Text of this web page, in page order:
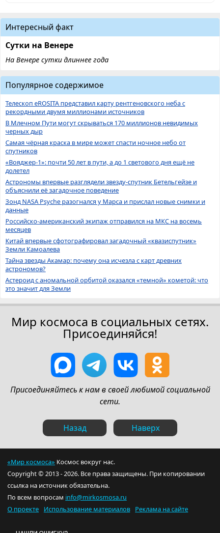
Интересный факт
Сутки на Венере
На Венере сутки длиннее года
Популярное содержимое
Телескоп eROSITA представил карту рентгеновского неба с
рекордными двумя миллионами источников
В Млечном Пути могут скрываться 170 миллионов невидимых
черных дыр
Самая чёрная краска в мире может спасти ночное небо от
спутников
«Вояджер-1»: почти 50 лет в пути, а до 1 светового дня ещё не
долетел
Астрономы впервые разглядели звезду-спутник Бетельгейзе и
объяснили её загадочное поведение
Зонд NASA Psyche разогнался у Марса и прислал новые снимки и
данные
Российско-американский экипаж отправился на МКС на восемь
месяцев
Китай впервые сфотографировал загадочный «квазиспутник»
Земли Камоалева
Тайна звезды Акамар: почему она исчезла с карт древних
астрономов?
Астероид с аномальной орбитой оказался «темной» кометой: что
это значит для Земли
Мир космоса в социальных сетях.
Присоединяйся!
Присоединяйтесь к нам в своей любимой социальной
сети.
Назад Наверх
«Мир космоса» Космос вокруг нас.
Copyright © 2013 - 2026. Все права защищены. При копировании
ссылка на источник обязательна.
По всем вопросам info@mirkosmosa.ru
О проекте
Использование материалов Реклама на сайте